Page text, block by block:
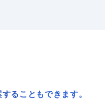
ることもできます。